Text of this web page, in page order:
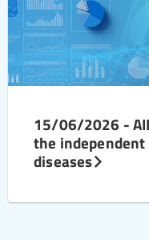
15/06/2026 -
the independent
diseases